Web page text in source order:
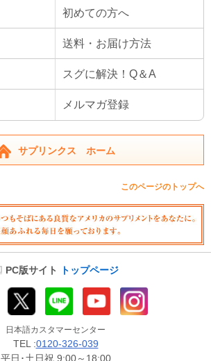
初めての方へ
送料・お届け方法
スグに解決！Q＆A
メルマガ登録
サプリンクス ホーム
このページのトップへ
PC版サイト トップページ
日本語カスタマーセンター
TEL :0120-326-039
平日･土日祝 9:00～18:00